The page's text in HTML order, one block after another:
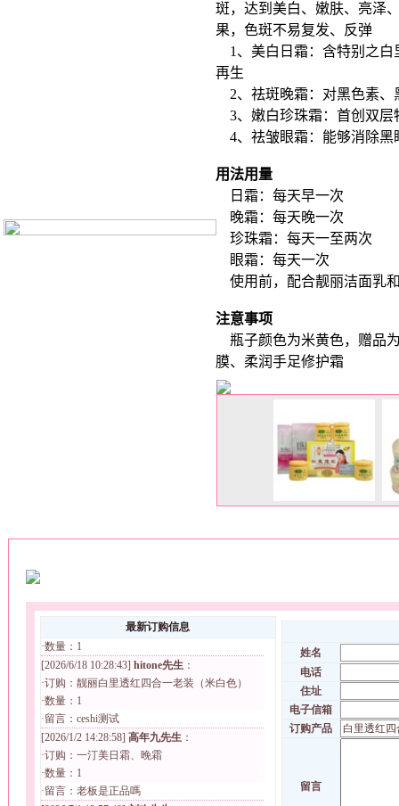
斑，达到美白、嫩肤、亮泽
果，色斑不易复发、反弹
1、美白日霜：含特别之白
再生
2、祛斑晚霜：对黑色素、
3、嫩白珍珠霜：首创双层
4、祛皱眼霜：能够消除黑
用法用量
日霜：每天早一次
晚霜：每天晚一次
珍珠霜：每天一至两次
眼霜：每天一次
使用前，配合靓丽洁面乳
注意事项
瓶子颜色为米黄色，赠品
膜、柔润手足修护霜